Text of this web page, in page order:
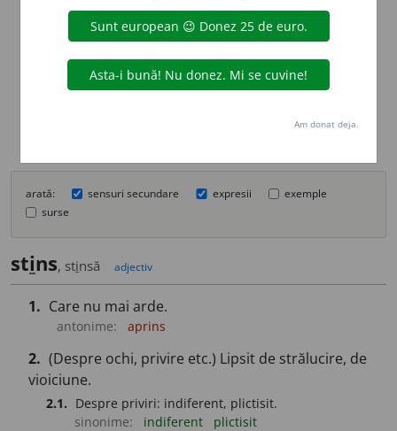
info
Aceste definiții sunt compilate de
echipa dexonline. Definițiile
originale se află pe filadefiniții.
Puteți reordona filele pe pagina de
arată: sensuri secundare expresii
exemple
surse
stins, stinsă adjectiv
1. Care nu mai arde.
antonime: aprins
2. (Despre ochi, privire etc.) Lipsit de strălucire, de
vioiciune.
2.1. Despre priviri: indiferent, plictisit.
sinonime:
indiferent
plictisit
Am donat deja.